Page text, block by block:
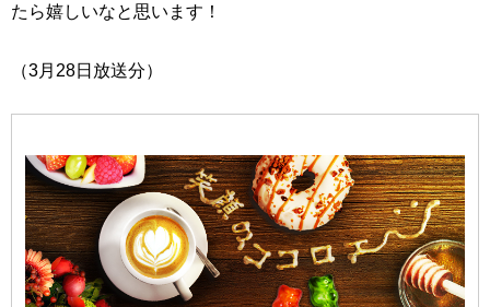
たら嬉しいなと思います！
（3月28日放送分）